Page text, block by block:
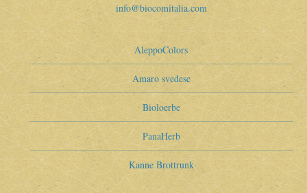
info@biocomitalia.com
AleppoColors
Amaro svedese
Bioloerbe
PanaHerb
Kanne Brottrunk